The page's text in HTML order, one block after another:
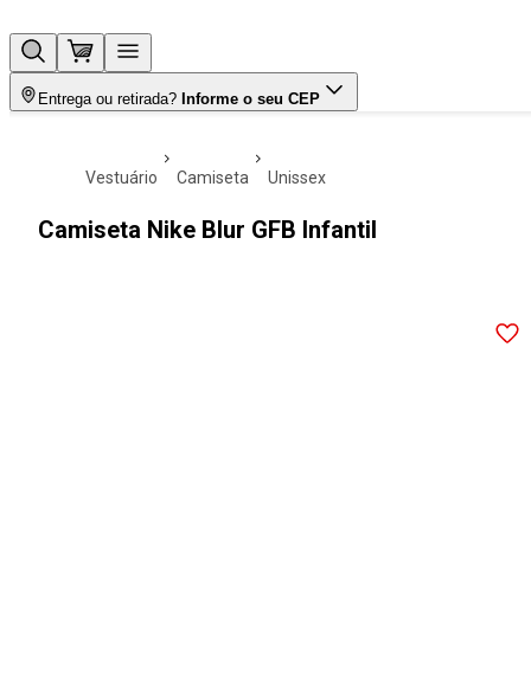
Entrega ou retirada? Informe o seu CEP
vestuário camiseta unissex
Camiseta Nike Blur GFB Infantil